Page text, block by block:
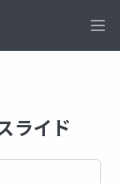
ライド